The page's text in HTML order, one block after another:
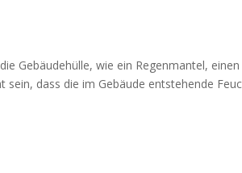
Gebäudehülle, wie ein Regenmantel,
sein, dass die im Gebäude entstehende